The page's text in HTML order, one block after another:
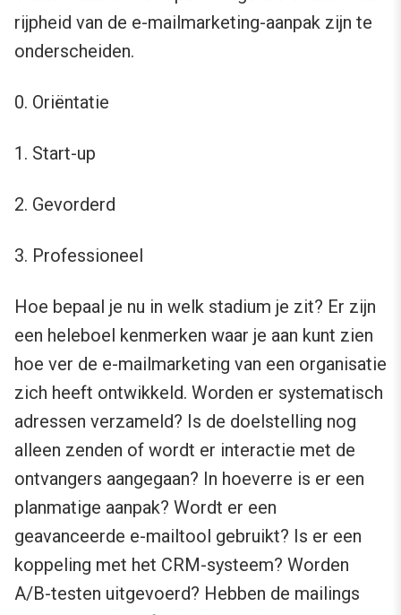
rijpheid van de e-mailmarketing-aanpak zijn te
onderscheiden.
0. Oriëntatie
1. Start-up
2. Gevorderd
3. Professioneel
Hoe bepaal je nu in welk stadium je zit? Er zijn
een heleboel kenmerken waar je aan kunt zien
hoe ver de e-mailmarketing van een organisatie
zich heeft ontwikkeld. Worden er systematisch
adressen verzameld? Is de doelstelling nog
alleen zenden of wordt er interactie met de
ontvangers aangegaan? In hoeverre is er een
planmatige aanpak? Wordt er een
geavanceerde e-mailtool gebruikt? Is er een
koppeling met het CRM-systeem? Worden
A/B-testen uitgevoerd? Hebben de mailings